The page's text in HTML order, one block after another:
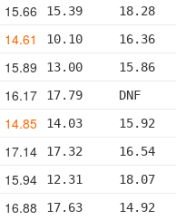
15.66 15.39     18.28
14.61 10.10     16.36
15.89 13.00     15.86
16.17 17.79     DNF
14.85 14.03     15.92
17.14 17.32     16.54
15.94 12.31     18.07
16.88 17.63     14.92